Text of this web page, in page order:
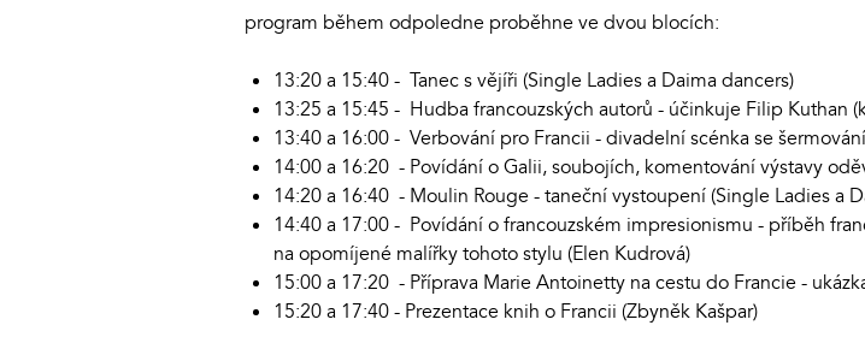
program během odpoledne proběhne ve dvou blocích:
13:20 a 15:40 - Tanec s vějíři (Single Ladies a Daima dancers)
13:25 a 15:45 - Hudba francouzských autorů - účinkuje Filip Kuthan
13:40 a 16:00 - Verbování pro Francii - divadelní scénka se
14:00 a 16:20 - Povídání o Galii, soubojích, komentování výstavy
14:20 a 16:40 - Moulin Rouge - taneční vystoupení (Single Ladies a
14:40 a 17:00 - Povídání o francouzském impresionismu - příběh
na opomíjené malířky tohoto stylu (Elen Kudrová)
15:00 a 17:20 - Příprava Marie Antoinetty na cestu do Francie -
15:20 a 17:40 - Prezentace knih o Francii (Zbyněk Kašpar)